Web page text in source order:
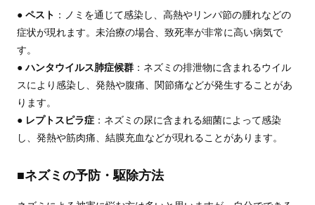
● ペスト ：ノミを通じて感染し、高熱やリンパ節の腫れなどの
症状が現れます。未治療の場合、致死率が非常に高い病気で
す。
●ハンタウイルス肺症候群：ネズミの排泄物に含まれるウイル
スにより感染し、発熱や腹痛、関節痛などが発生することがあ
ります。
● レプトスピラ症：ネズミの尿に含まれる細菌によって感染
し、発熱や筋肉痛、結膜充血などが現れることがあります。
■ネズミの予防・駆除方法